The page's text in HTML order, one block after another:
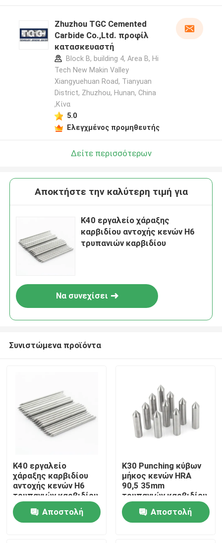
Σπίτι
Προϊόντα
Zhuzhou TGC Cemented
Carbide Co.,Ltd. προφίλ
κατασκευαστή
Block B, building 4, Area B, Hi
Tech New Makin Valley
Xiangyuehuan Road, Tianyuan
District, Zhuzhou, Hunan, China
,Κίνα
5.0
Ελεγχμένος προμηθευτής
Δείτε περισσότερων
Αποκτήστε την καλύτερη τιμή για
K40 εργαλείο χάραξης
καρβιδίου αντοχής κενών H6
τρυπανιών καρβιδίου
Να συνεχίσει
Συνιστώμενα προϊόντα
K40 εργαλείο
χάραξης καρβιδίου
αντοχής κενών H6
τρυπανιών καρβιδίου
Αποστολή
K30 Punching κύβων
μήκος κενών HRA
90,5 35mm
τρυπανιών καρβιδίου
με τις άκρες
Αποστολή